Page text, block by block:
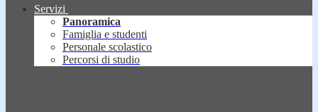
Servizi
Panoramica
Famiglia e studenti
Personale scolastico
Percorsi di studio